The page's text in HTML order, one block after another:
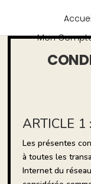
Mon
ARTICLE 1
Les présentes
à toutes les
Internet du